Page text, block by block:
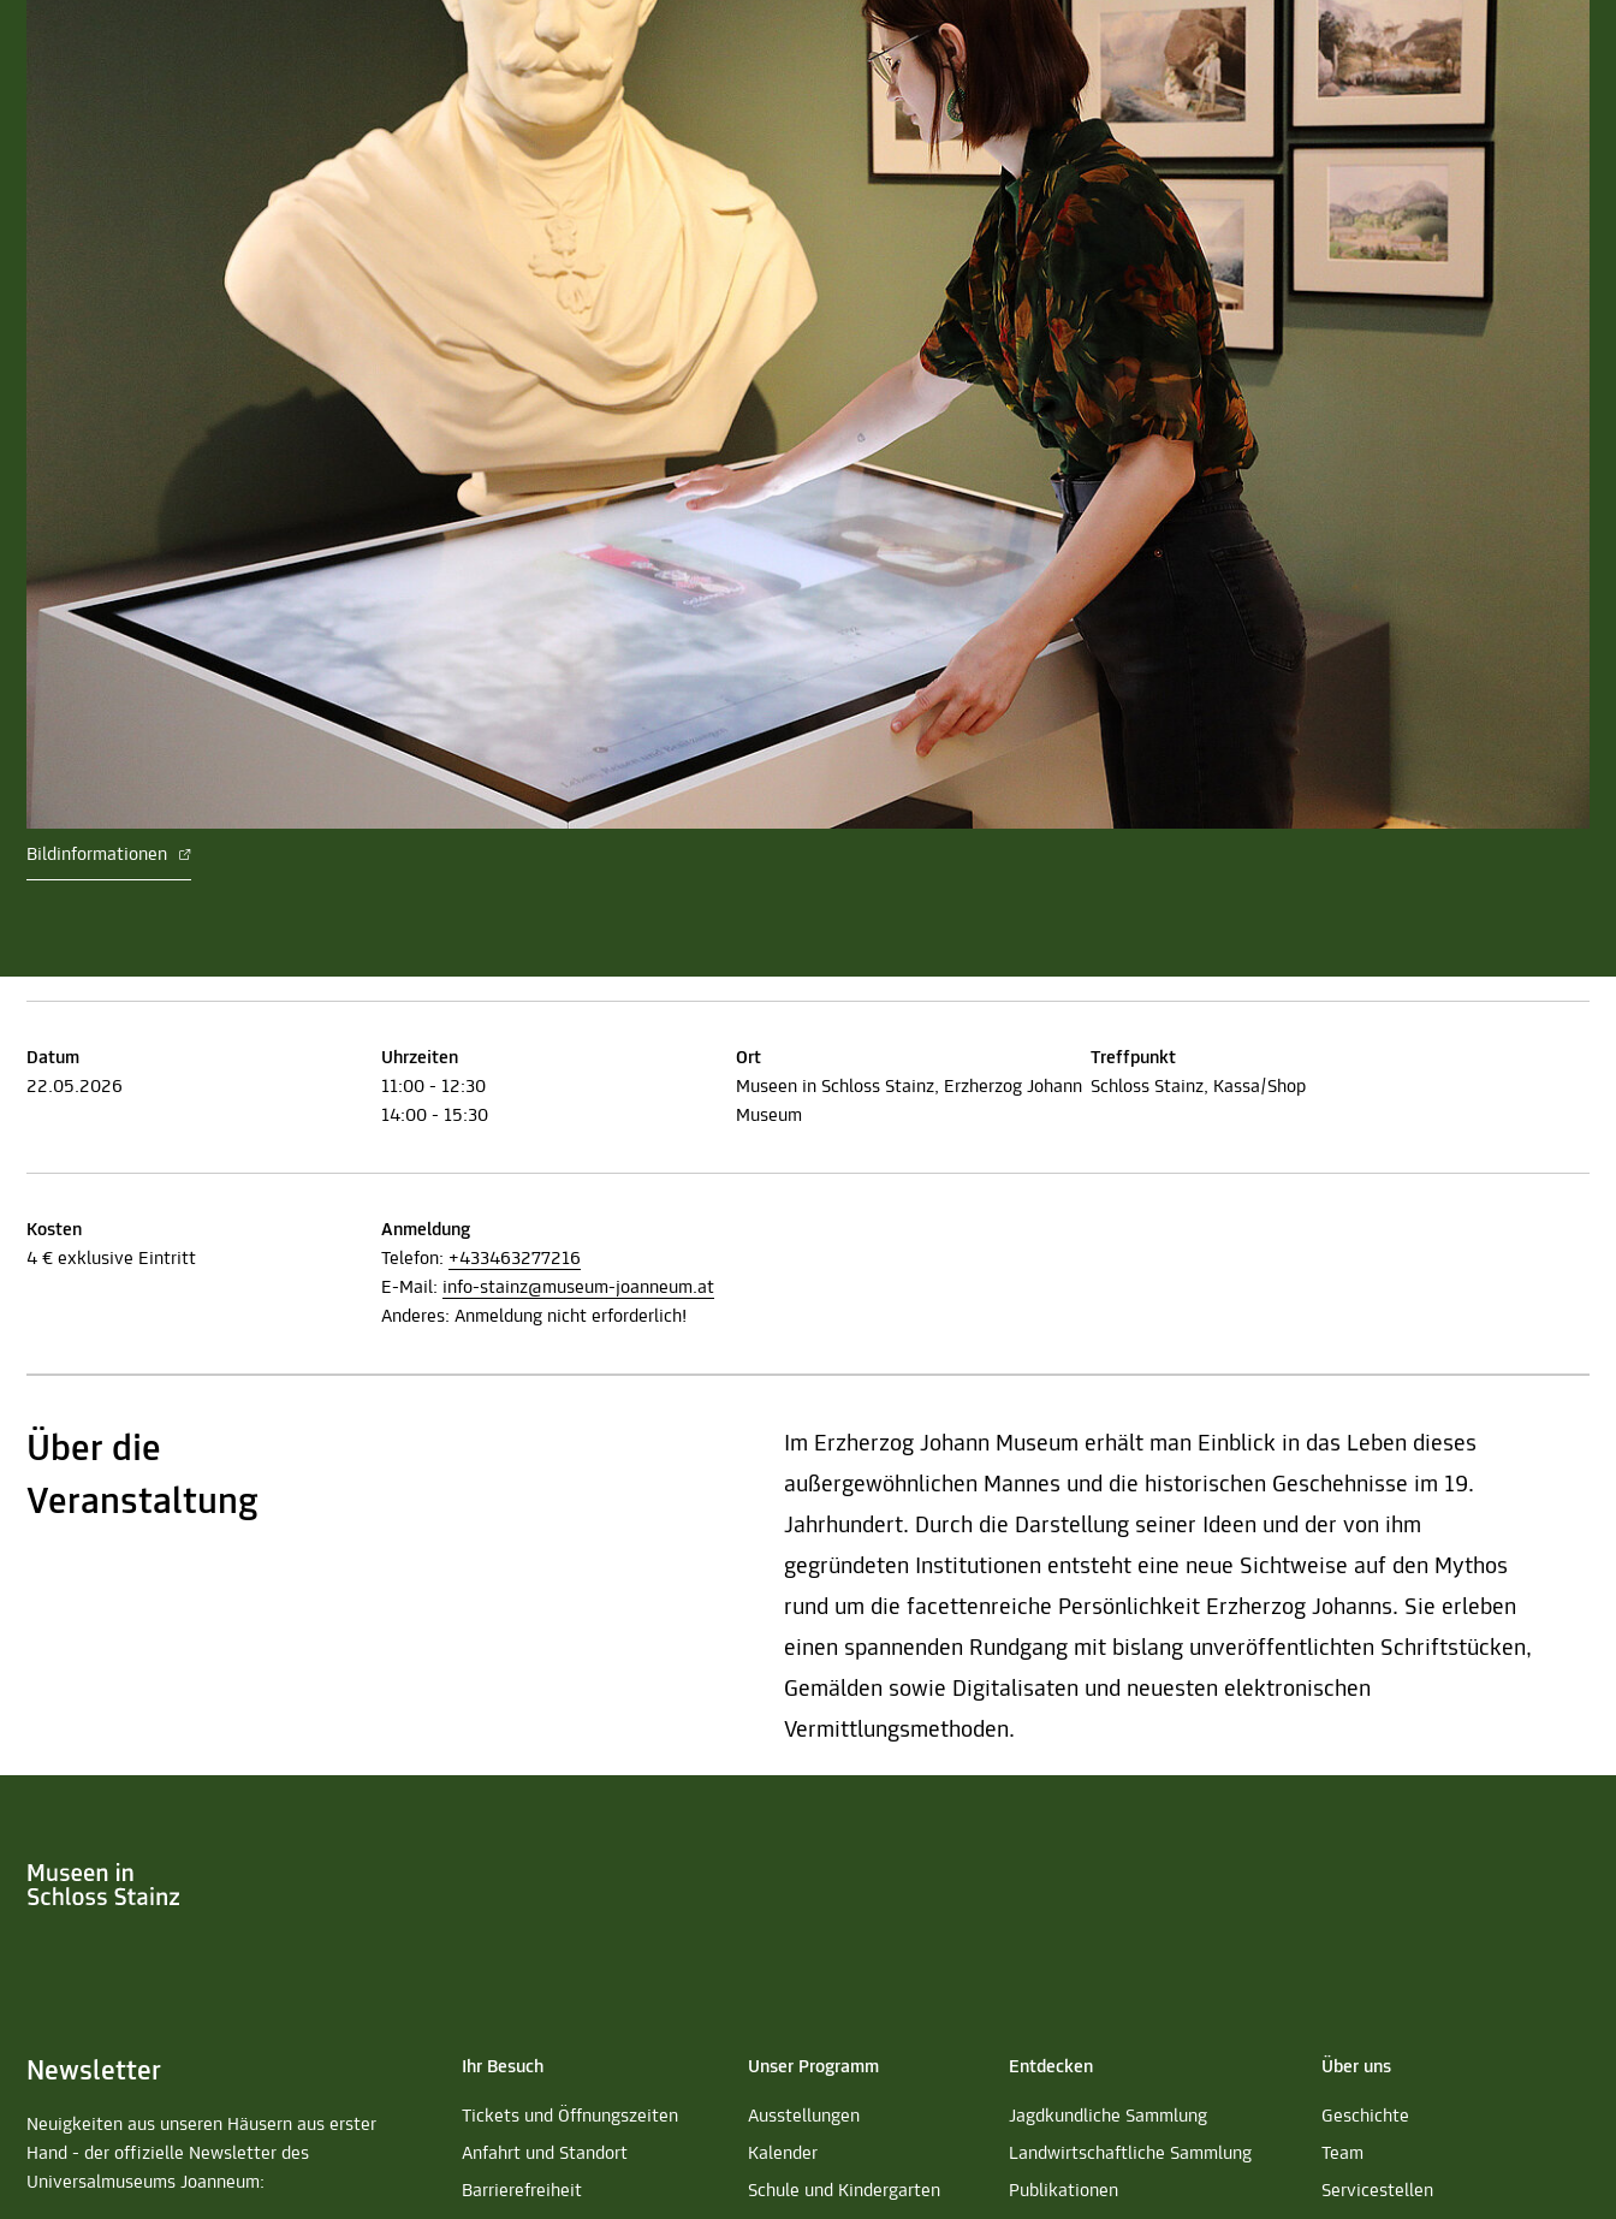
Bildinformationen
Datum
22.05.2026
Uhrzeiten
11:00 - 12:30
14:00 - 15:30
Ort
Museen in Schloss Stainz, Erzherzog Johann
Museum
Treffpunkt
Schloss Stainz, Kassa/Shop
Kosten
4 € exklusive Eintritt
Anmeldung
Telefon: +433463277216
E-Mail: info-stainz@museum-joanneum.at
Anderes: Anmeldung nicht erforderlich!
Über die
Veranstaltung
Im Erzherzog Johann Museum erhält man Einblick in das Leben dieses
außergewöhnlichen Mannes und die historischen Geschehnisse im 19.
Jahrhundert. Durch die Darstellung seiner Ideen und der von ihm
gegründeten Institutionen entsteht eine neue Sichtweise auf den Mythos
rund um die facettenreiche Persönlichkeit Erzherzog Johanns. Sie erleben
einen spannenden Rundgang mit bislang unveröffentlichten Schriftstücken,
Gemälden sowie Digitalisaten und neuesten elektronischen
Vermittlungsmethoden.
Newsletter
Neuigkeiten aus unseren Häusern aus erster
Hand - der offizielle Newsletter des
Universalmuseums Joanneum:
Ihr Besuch
Tickets und Öffnungszeiten
Anfahrt und Standort
Barrierefreiheit
Unser Programm
Ausstellungen
Kalender
Schule und Kindergarten
Entdecken
Jagdkundliche Sammlung
Landwirtschaftliche Sammlung
Publikationen
Über uns
Geschichte
Team
Servicestellen